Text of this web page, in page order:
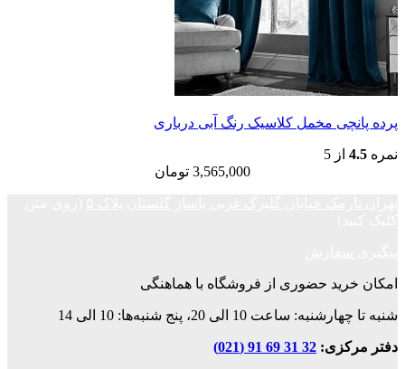
پرده پانچی مخمل کلاسیک رنگ آبی درباری
نمره4.5از 5
3,565,000 تومان
امکان خرید حضوری از فروشگاه با هماهنگی
شنبه تا چهارشنبه: ساعت 10 الی 20، پنج شنبه‌ها: 10 الی 14
دفتر مرکزی:32 31 69 91 (021)